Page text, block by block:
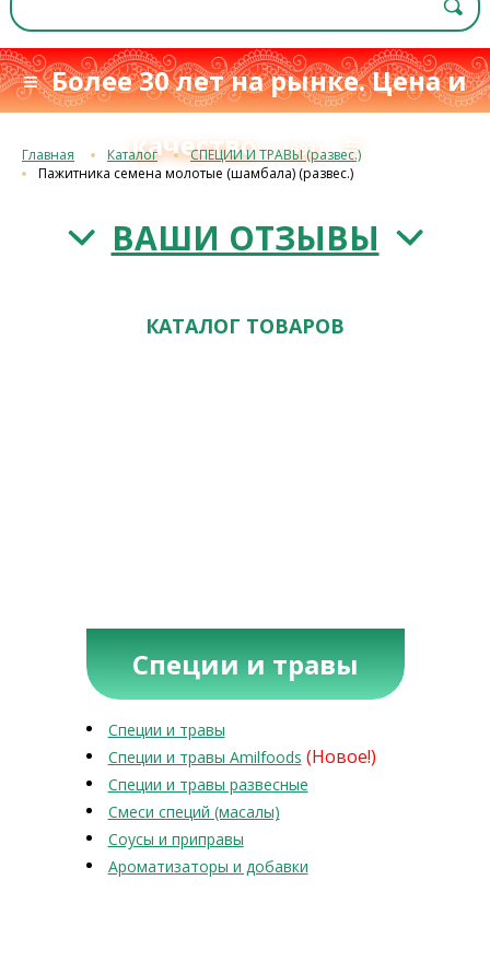
≡ Более 30 лет на рынке. Цена и
качествос 1993 г.≡
Главная Каталог
СПЕЦИИ И ТРАВЫ (развес.)
Пажитника семена молотые (шамбала) (развес.)
ВАШИ ОТЗЫВЫ
КАТАЛОГ ТОВАРОВ
Специи и травы
Специи и травы
Специи и травы Amilfoods (Новое!)
Специи и травы развесные
Смеси специй (масалы)
Соусы и приправы
Ароматизаторы и добавки